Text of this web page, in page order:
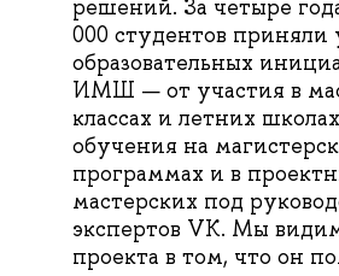
решений. За четыре
000 студентов приняли
образовательных
ИМШ — от участия в
классах и летних
обучения на
программах и в
мастерских под
экспертов VK. Мы
проекта в том, что он